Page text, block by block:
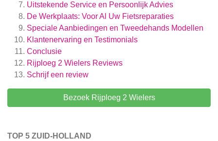
Uitstekende Service en Persoonlijk Advies
De Werkplaats: Voor Al Uw Fietsreparaties
Speciale Aanbiedingen en Tweedehands Modellen
Klantenervaring en Testimonials
Conclusie
Rijploeg 2 Wielers Reviews
Schrijf een review
Bezoek Rijploeg 2 Wielers
TOP 5 ZUID-HOLLAND